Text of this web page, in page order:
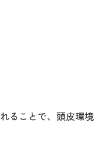
ることで、頭皮環境